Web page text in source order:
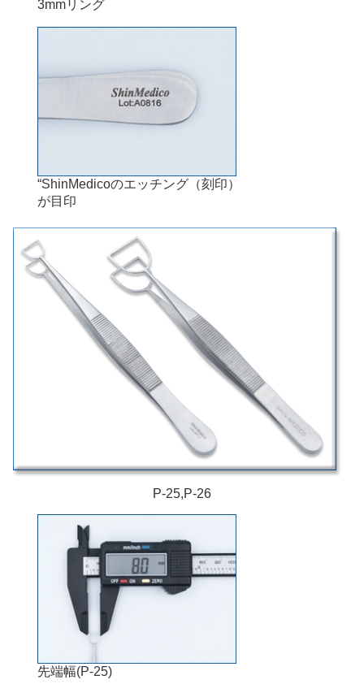
3mmリング
“ShinMedicoのエッチング（刻印）
が目印
P-25,P-26
先端幅(P-25)